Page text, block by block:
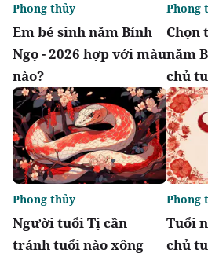
Em bé sinh năm Bính
Ngọ - 2026 hợp với màu
nào?
Phong thủy
Chọn
năm
chủ
Phong
Người tuổi Tị cần
tránh tuổi nào xông
Phong thủy
Tuổi
chủ
Phong